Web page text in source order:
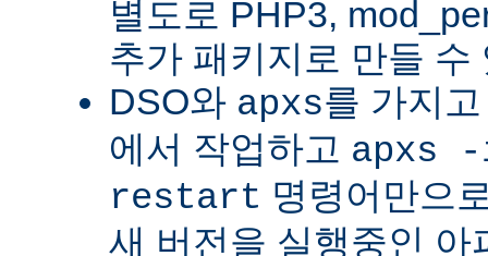
별도로 PHP3,
추가 패키지로 만들 수
DSO와 apxs를 가지
에서 작업하고 apxs
restart 명령어만으
새 버전을 실행중인 아